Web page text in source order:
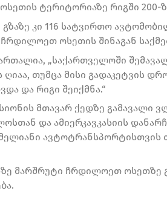
ტერიტორიაზე რიგში 200-
გზაზე კი 116 სატვირთო
ჩრდილოეთ ოსეთის შინაგან
„საქართველოში
თუმცა მისი გადაკეტვის
და რიგი შეიქმნა.“
მთავარ ქედზე გამავალი
და ამიერკავკასიის
ავტოტრანსპორტისთვის
მარშრუტი ჩრდილოეთ ოსეთზე